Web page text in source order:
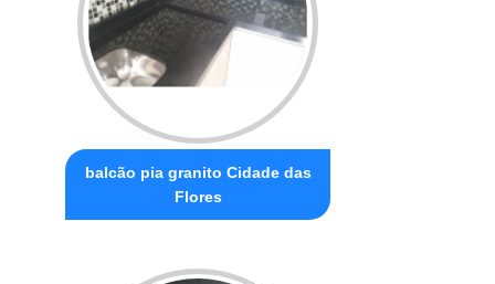
balcão pia granito Cidade das
Flores